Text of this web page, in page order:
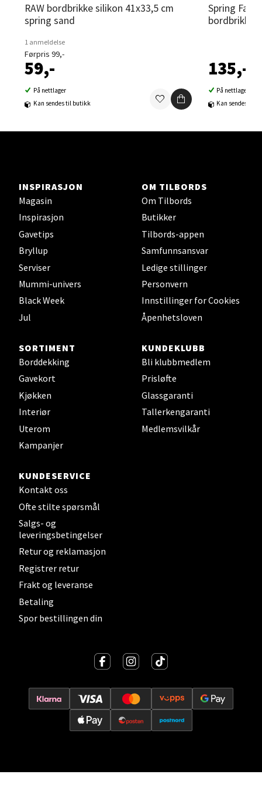
RAW bordbrikke silikon 41x33,5 cm
spring sand
1 anmeldelse
Førpris 99,-
59,-
På nettlager
Kan sendes til butikk
Spring Fantasy New Flowers
bordbrikke
135,-
På nettlager
Kan sendes til
INSPIRASJON
Magasin
Inspirasjon
Gavetips
Bryllup
Serviser
Mummi-univers
Black Week
Jul
OM TILBORDS
Om Tilbords
Butikker
Tilbords-appen
Samfunnsansvar
Ledige stillinger
Personvern
Innstillinger for Cookies
Åpenhetsloven
SORTIMENT
Borddekking
Gavekort
Kjøkken
Interiør
Uterom
Kampanjer
KUNDEKLUBB
Bli klubbmedlem
Prisløfte
Glassgaranti
Tallerkengaranti
Medlemsvilkår
KUNDESERVICE
Kontakt oss
Ofte stilte spørsmål
Salgs- og
leveringsbetingelser
Retur og reklamasjon
Registrer retur
Frakt og leveranse
Betaling
Spor bestillingen din
Sortland - Sortland Storsenter
Strangata 26, 8400 Sortland
Åpent i dag 10-16
0 i butikk
Steinkjer - Thon Senter Steinkjer
Sjøfartsgata 2, 7714 Steinkjer
Åpent i dag 10-18
0 i butikk
Torgbakken 2, 5401 Stord
Åpent i dag 10-15
Oslo - Thon Senter Storo
Vitaminveien 7 - 9, 0485 Oslo
0 i butikk
Strandtorget, 2609 Lillehammer
Åpent i dag 09-18
0 i butikk